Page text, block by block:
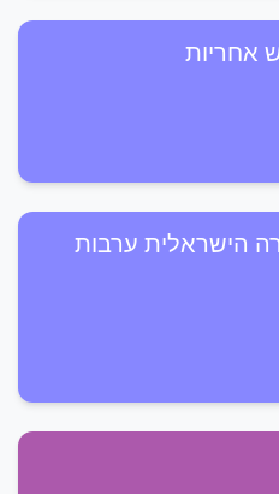
אחריות
הישראלית ערבות